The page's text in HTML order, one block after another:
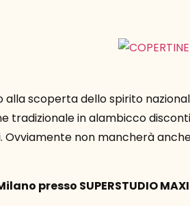
alla scoperta dello spirito
tradizionale in alambicco
Ovviamente non mancherà
presso SUPERSTUDIO MAXI